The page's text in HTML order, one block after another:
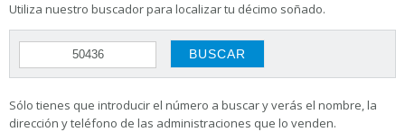
Utiliza nuestro buscador para localizar tu décimo soñado.
Sólo tienes que introducir el número a buscar y verás el nombre, la
dirección y teléfono de las administraciones que lo venden.